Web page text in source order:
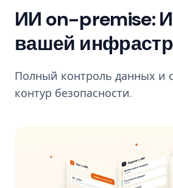
ИИ on-premise:
вашей
Полный контроль данных и
контур безопасности.